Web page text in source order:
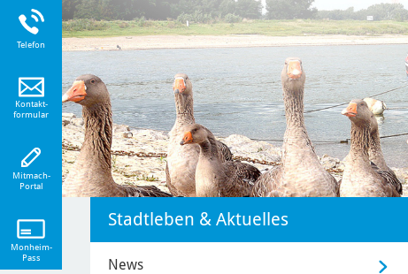
Stadtleben & Aktuelles
News
Telefon
Kontakt-
formular
Mitmach-
Portal
Monheim-
Pass